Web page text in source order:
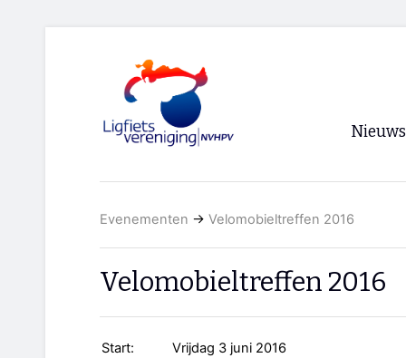
Nieuws
RSS
Evenementen → Velomobieltreffen 2016
Velomobieltreffen 2016
Start:
Vrijdag 3 juni 2016